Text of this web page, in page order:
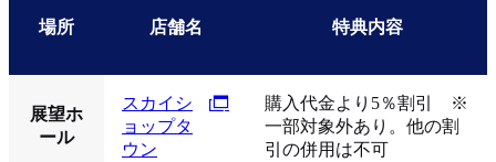
場所 店舗名 特典内容
展望ホ
ール
スカイシ
ョップタ
ウン
購入代金より5％割引 ※
一部対象外あり。他の割
引の併用は不可